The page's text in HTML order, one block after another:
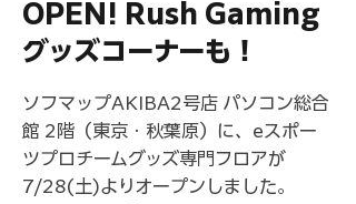
OPEN! Rush Gaming
グッズコーナーも！
ソフマップAKIBA2号店 パソコン総合
館 2階（東京・秋葉原）に、eスポー
ツプロチームグッズ専門フロアが
7/28(土)よりオープンしました。